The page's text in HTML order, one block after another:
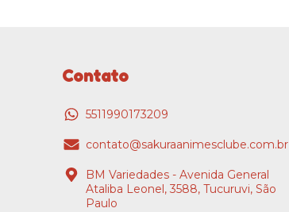
Contato
5511990173209
contato@sakuraanimesclube.com.br
BM Variedades - Avenida General
Ataliba Leonel, 3588, Tucuruvi, São
Paulo